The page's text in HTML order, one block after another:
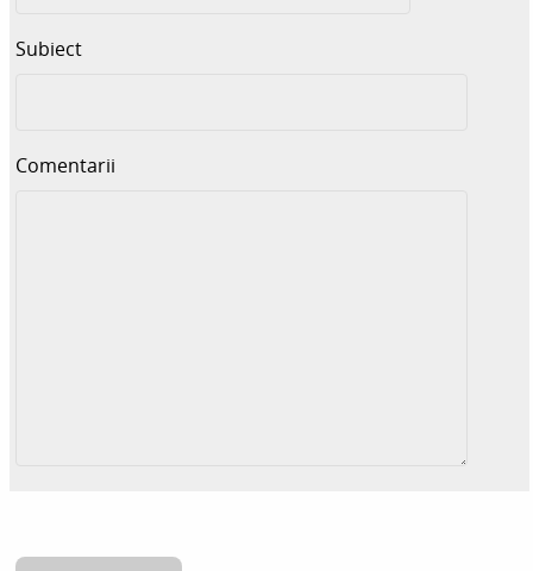
Subiect
Comentarii